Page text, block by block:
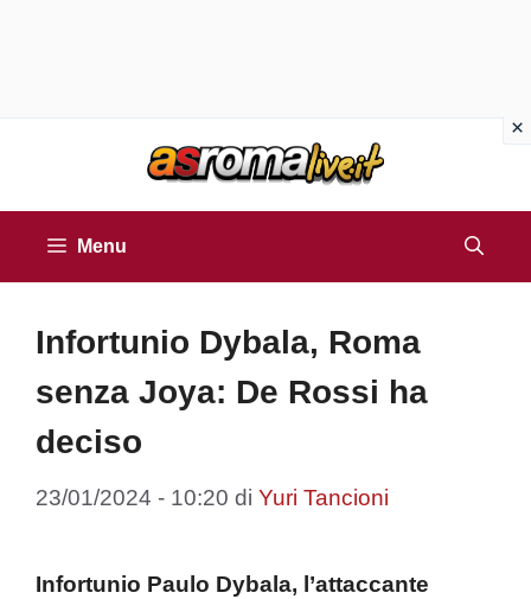
Menu
Infortunio Dybala, Roma
senza Joya: De Rossi ha
deciso
23/01/2024 - 10:20 di Yuri Tancioni
Infortunio Paulo Dybala, l’attaccante